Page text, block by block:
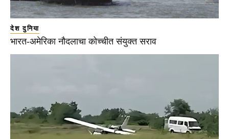
देश दुनिया
भारत-अमेरिका नौदलाचा कोच्चीत संयुक्त सराव